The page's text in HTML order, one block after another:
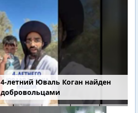
4-летний Юваль Коган найден
добровольцами